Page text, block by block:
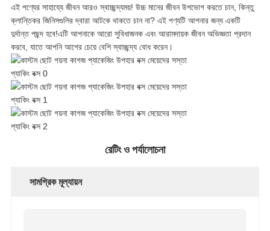
এই পণ্যের সাহায্যে জীবন আরও স্বাচ্ছন্দ্যময়! উচ্চ মানের জীবন উপভোগ করতে চান, কিন্তু
ক্লান্তিকর জিনিসগুলির দ্বারা আটকে থাকতে চান না? এই পণ্যটি আপনার জন্য একটি
দুর্দান্ত পছন্দ হবে!এটি আপনাকে আরো সুবিধাজনক এবং আরামদায়ক জীবন অভিজ্ঞতা প্রদান
করবে, যাতে আপনি আগের চেয়ে বেশি স্বাচ্ছন্দ্য বোধ করেন।
রেটিং ও পর্যালোচনা
সামগ্রিক মূল্যায়ন